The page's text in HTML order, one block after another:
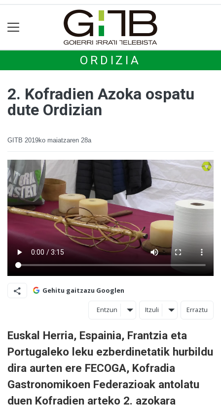
ORDIZIA
2. Kofradien Azoka ospatu
dute Ordizian
GITB 2019ko maiatzaren 28a
Gehitu gaitzazu Googlen
Entzun Itzuli Erraztu
Euskal Herria, Espainia, Frantzia eta
Portugaleko leku ezberdinetatik hurbildu
dira aurten ere FECOGA, Kofradia
Gastronomikoen Federazioak antolatu
duen Kofradien arteko 2. azokara